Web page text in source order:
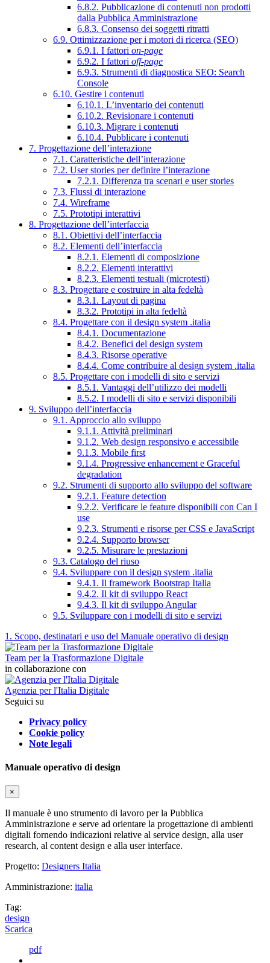
6.8.2. Pubblicazione di contenuti non prodotti
dalla Pubblica Amministrazione
6.8.3. Consenso dei soggetti ritratti
6.9. Ottimizzazione per i motori di ricerca (SEO)
6.9.1. I fattori on-page
6.9.2. I fattori off-page
6.9.3. Strumenti di diagnostica SEO: Search
Console
6.10. Gestire i contenuti
6.10.1. L’inventario dei contenuti
6.10.2. Revisionare i contenuti
6.10.3. Migrare i contenuti
6.10.4. Pubblicare i contenuti
7. Progettazione dell’interazione
7.1. Caratteristiche dell’interazione
7.2. User stories per definire l’interazione
7.2.1. Differenza tra scenari e user stories
7.3. Flussi di interazione
7.4. Wireframe
7.5. Prototipi interattivi
8. Progettazione dell’interfaccia
8.1. Obiettivi dell’interfaccia
8.2. Elementi dell’interfaccia
8.2.1. Elementi di composizione
8.2.2. Elementi interattivi
8.2.3. Elementi testuali (microtesti)
8.3. Progettare e costruire in alta fedeltà
8.3.1. Layout di pagina
8.3.2. Prototipi in alta fedeltà
8.4. Progettare con il design system .italia
8.4.1. Documentazione
8.4.2. Benefici del design system
8.4.3. Risorse operative
8.4.4. Come contribuire al design system .italia
8.5. Progettare con i modelli di sito e servizi
8.5.1. Vantaggi dell’utilizzo dei modelli
8.5.2. I modelli di sito e servizi disponibili
9. Sviluppo dell’interfaccia
9.1. Approccio allo sviluppo
9.1.1. Attività preliminari
9.1.2. Web design responsivo e accessibile
9.1.3. Mobile first
9.1.4. Progressive enhancement e Graceful
degradation
9.2. Strumenti di supporto allo sviluppo del software
9.2.1. Feature detection
9.2.2. Verificare le feature disponibili con Can I
use
9.2.3. Strumenti e risorse per CSS e JavaScript
9.2.4. Supporto browser
9.2.5. Misurare le prestazioni
9.3. Catalogo del riuso
9.4. Sviluppare con il design system .italia
9.4.1. Il framework Bootstrap Italia
9.4.2. Il kit di sviluppo React
9.4.3. Il kit di sviluppo Angular
9.5. Sviluppare con i modelli di sito e servizi
1. Scopo, destinatari e uso del Manuale operativo di design
Team per la Trasformazione Digitale
in collaborazione con
Agenzia per l'Italia Digitale
Seguici su
Privacy policy
Cookie policy
Note legali
Manuale operativo di design
×
Il manuale è uno strumento di lavoro per la Pubblica
Amministrazione e serve ad orientare la progettazione di ambienti
digitali fornendo indicazioni relative al service design, alla user
research, al content design e alla user interface.
Progetto: Designers Italia
Amministrazione: italia
Tag:
design
Scarica
pdf